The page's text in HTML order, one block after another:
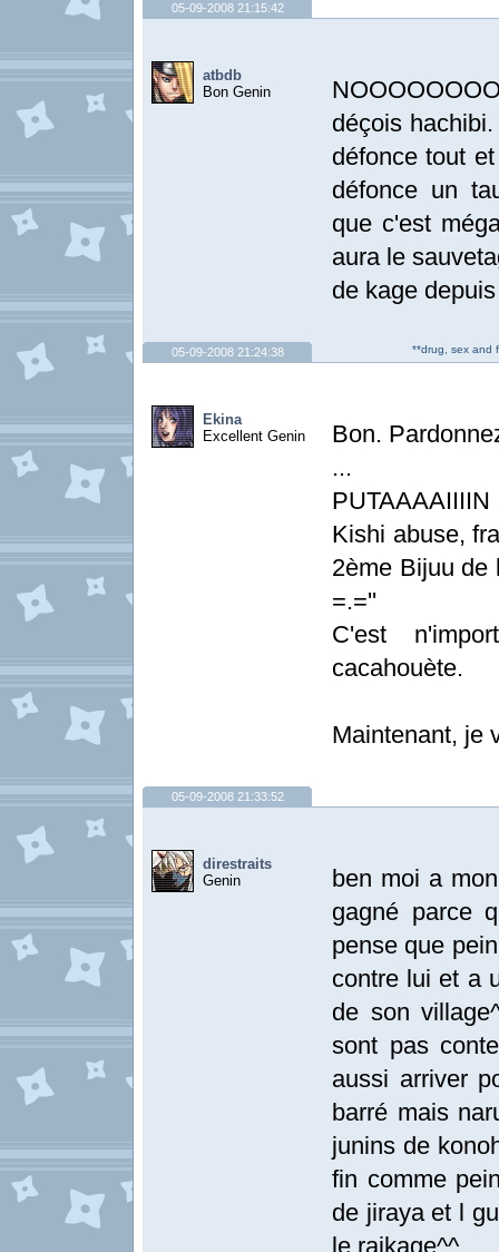
05-09-2008 21:15:42
atbdb
Bon Genin
déçois
défonce tout
défonce un
que c'est
aura le
de kage
**drug, sex and
05-09-2008 21:24:38
Ekina
Excellent Genin
Bon.
...
PUTAAAAIIIIN
Kishi abuse,
2ème Bijuu de
=.=''
C'est
cacahouète.
Maintenant, je
05-09-2008 21:33:52
direstraits
Genin
ben moi a
gagné parce
pense que
contre lui et a
de son
sont pas
aussi arriver
barré mais
junins de
fin comme
de jiraya et l
le raikage^^